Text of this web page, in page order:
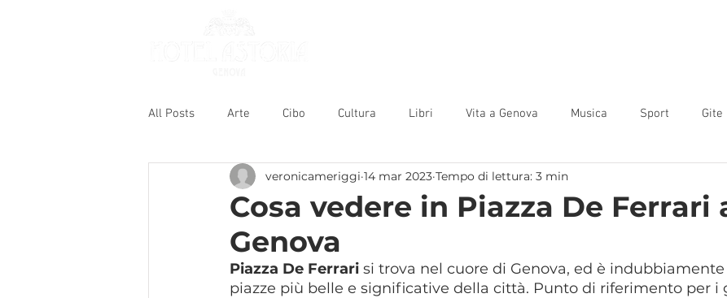
All Posts Arte Cibo Cultura Libri Vita a Genova Musica Sport Gite
Cosa vedere in Piazza De Ferrari
Genova
veronicameriggi 14 mar 2023 Tempo di lettura: 3 min
Piazza De Ferrari si trova nel cuore di Genova, ed è
piazze più belle e significative della città. Punto di riferimento per i